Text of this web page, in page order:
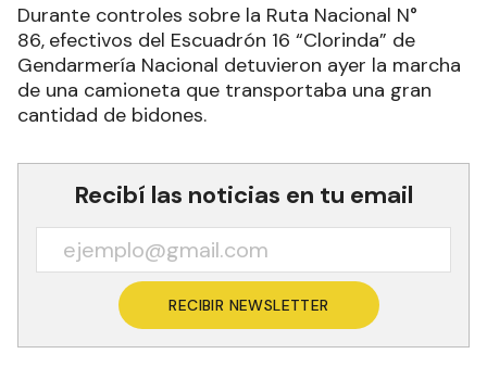
Durante controles sobre la Ruta Nacional N°
86, efectivos del Escuadrón 16 “Clorinda” de
Gendarmería Nacional detuvieron ayer la marcha
de una camioneta que transportaba una gran
cantidad de bidones.
Recibí las noticias en tu email
RECIBIR NEWSLETTER